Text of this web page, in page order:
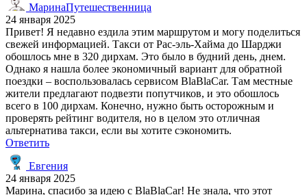
МаринаПутешественница
24 января 2025
Привет! Я недавно ездила этим маршрутом и могу поделиться
свежей информацией. Такси от Рас-эль-Хайма до Шарджи
обошлось мне в 320 дирхам. Это было в будний день, днем.
Однако я нашла более экономичный вариант для обратной
поездки – воспользовалась сервисом BlaBlaCar. Там местные
жители предлагают подвезти попутчиков, и это обошлось
всего в 100 дирхам. Конечно, нужно быть осторожным и
проверять рейтинг водителя, но в целом это отличная
альтернатива такси, если вы хотите сэкономить.
Ответить
Евгения
24 января 2025
Марина, спасибо за идею с BlaBlaCar! Не знала, что этот